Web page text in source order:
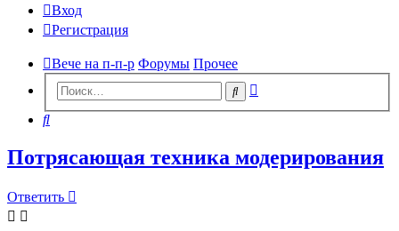
Вход
Регистрация
Вече на п-п-р Форумы Прочее
Поиск
Поиск
Потрясающая техника модерирования
Ответить